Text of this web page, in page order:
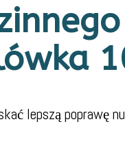
lepszą poprawę